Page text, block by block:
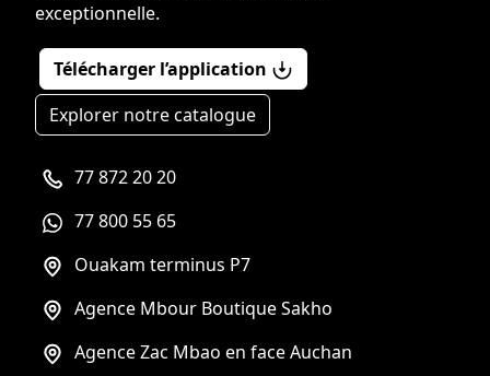
exceptionnelle.
Télécharger l’application
Explorer notre catalogue
77 872 20 20
77 800 55 65
Ouakam terminus P7
Agence Mbour Boutique Sakho
Agence Zac Mbao en face Auchan